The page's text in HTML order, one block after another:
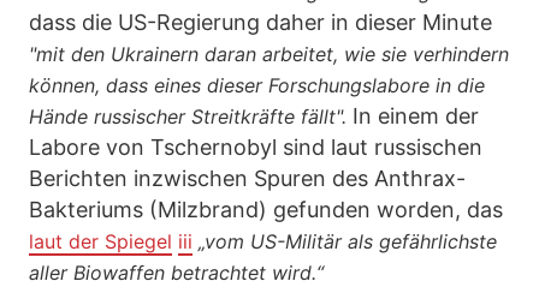
dass die US-Regierung daher in dieser Minute
"mit den Ukrainern daran arbeitet, wie sie verhindern
können, dass eines dieser Forschungslabore in die
Hände russischer Streitkräfte fällt". In einem der
Labore von Tschernobyl sind laut russischen
Berichten inzwischen Spuren des Anthrax-
Bakteriums (Milzbrand) gefunden worden, das
laut der Spiegel iii „vom US-Militär als gefährlichste
aller Biowaffen betrachtet wird.“